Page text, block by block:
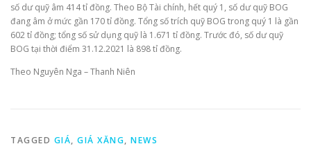
số dư quỹ âm 414 tỉ đồng. Theo Bộ Tài chính, hết quý 1, số dư quỹ BOG
đang âm ở mức gần 170 tỉ đồng. Tổng số trích quỹ BOG trong quý 1 là gần
602 tỉ đồng; tổng số sử dụng quỹ là 1.671 tỉ đồng. Trước đó, số dư quỹ
BOG tại thời điểm 31.12.2021 là 898 tỉ đồng.
Theo Nguyên Nga – Thanh Niên
TAGGED GIÁ, GIÁ XĂNG, NEWS